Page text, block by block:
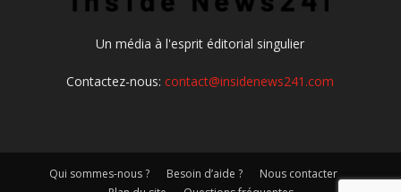
Un média à l'esprit éditorial singulier
Contactez-nous:contact@insidenews241.com
Qui sommes-nous ? Besoin d’aide ?
Nous contacter